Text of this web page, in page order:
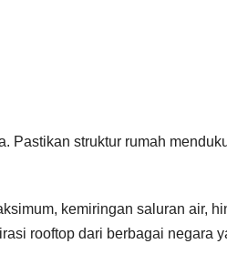
Pastikan struktur rumah
kemiringan saluran air,
rooftop dari berbagai negara